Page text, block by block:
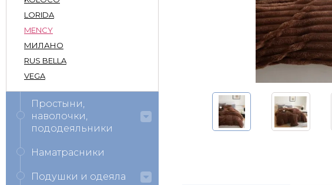
LORIDA
MENCY
МИЛАНО
RUS BELLA
VEGA
Простыни,
наволочки,
пододеяльники
Наматрасники
Подушки и одеяла